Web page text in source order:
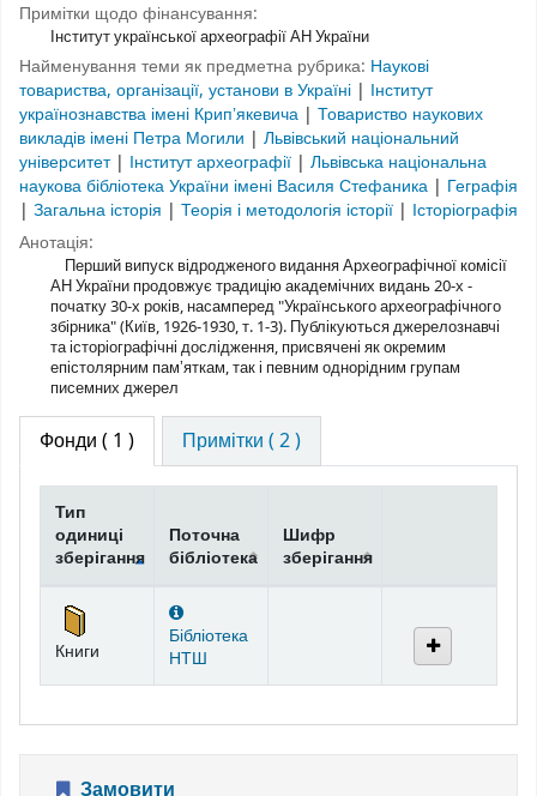
Примітки щодо фінансування:
Інститут української археографії АН України
Найменування теми як предметна рубрика: Наукові
товариства, організації, установи в Україні | Інститут
українознавства імені Крипʼякевича | Товариство наукових
викладів імені Петра Могили | Львівський національний
університет | Інститут археографії | Львівська національна
наукова бібліотека України імені Василя Стефаника | Геграфія
| Загальна історія | Теорія і методологія історії | Історіографія
Анотація:
Перший випуск відродженого видання Археографічної комісії
АН України продовжує традицію академічних видань 20-х -
початку 30-х років, насамперед "Українського археографічного
збірника" (Київ, 1926-1930, т. 1-3). Публікуються джерелознавчі
та історіографічні дослідження, присвячені як окремим
епістолярним памʼяткам, так і певним однорідним групам
писемних джерел
Фонди ( 1 ) Примітки ( 2 )
Тип
одиниці
зберігання
Поточна
бібліотека
Шифр
зберігання
Книги
Бібліотека
НТШ
Замовити